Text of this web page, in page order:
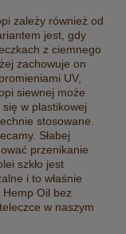
zależy również od
jest, gdy
z ciemnego
zachowuje on
UV,
siewnej może
w plastikowej
stosowane.
Słabej
przenikanie
szkło jest
i to właśnie
Oil bez
w naszym